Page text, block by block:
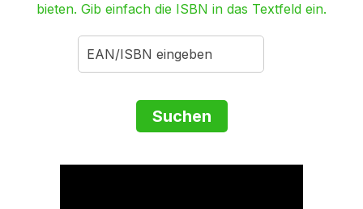
bieten. Gib einfach die ISBN in das Textfeld ein.